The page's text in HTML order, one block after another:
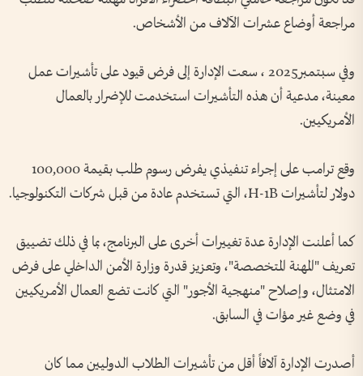
مراجعة أوضاع عشرات الآلاف من الأشخاص.
وفي سبتمبر2025 ، سعت الإدارة إلى فرض قيود على تأشيرات عمل
معينة، مدعية أن هذه التأشيرات استخدمت للإضرار بالعمال
الأمريكيين.
وقع ترامب على إجراء تنفيذي يفرض رسوم طلب بقيمة 100,000
دولار لتأشيرات H-1B، التي تستخدم عادة من قبل شركات التكنولوجيا.
كما أعلنت الإدارة عدة تغييرات أخرى على البرنامج، بما في ذلك تضييق
تعريف "المهنة المتخصصة"، وتعزيز قدرة وزارة الأمن الداخلي على فرض
الامتثال، وإصلاح "منهجية الأجور" التي كانت تضع العمال الأمريكيين
في وضع غير مؤات في السابق.
أصدرت الإدارة آلافاً أقل من تأشيرات الطلاب الدوليين مما كان